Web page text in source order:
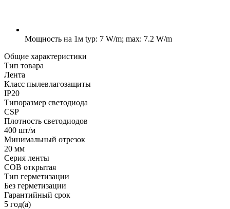
Мощность на 1м typ: 7 W/m; max: 7.2 W/m
Общие характеристики
Тип товара
Лента
Класс пылевлагозащиты
IP20
Типоразмер светодиода
CSP
Плотность светодиодов
400 шт/м
Минимальный отрезок
20 мм
Серия ленты
COB открытая
Тип герметизации
Без герметизации
Гарантийный срок
5 год(а)